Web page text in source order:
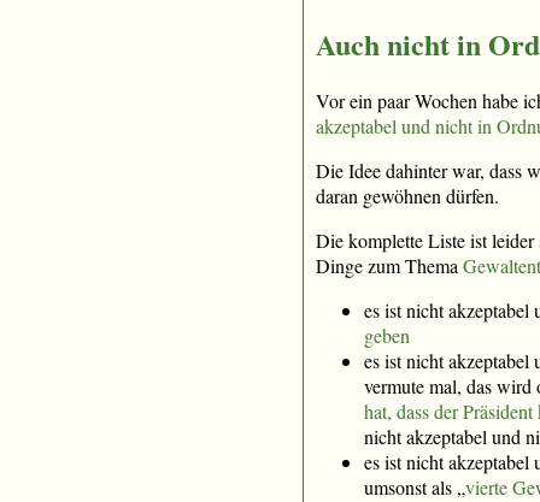
Auch nicht in
Vor ein paar Wochen habe
akzeptabel und nicht in
Die Idee dahinter war, dass
daran gewöhnen dürfen.
Die komplette Liste ist leider
Dinge zum Thema
es ist nicht
geben
es ist nicht
vermute mal, das
hat, dass der
nicht akzeptabel und
es ist nicht
umsonst als „vierte